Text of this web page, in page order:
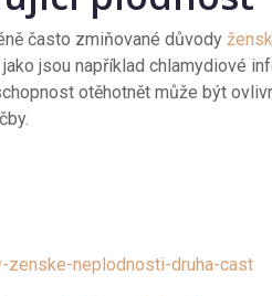
často zmiňované důvody
jsou například chlamydiové
otěhotnět může být
neplodnosti-druha-cast